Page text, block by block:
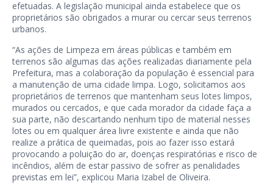
efetuadas. A legislação municipal ainda estabelece que os
proprietários são obrigados a murar ou cercar seus terrenos
urbanos.
“As ações de Limpeza em áreas públicas e também em
terrenos são algumas das ações realizadas diariamente pela
Prefeitura, mas a colaboração da população é essencial para
a manutenção de uma cidade limpa. Logo, solicitamos aos
proprietários de terrenos que mantenham seus lotes limpos,
murados ou cercados, e que cada morador da cidade faça a
sua parte, não descartando nenhum tipo de material nesses
lotes ou em qualquer área livre existente e ainda que não
realize a prática de queimadas, pois ao fazer isso estará
provocando a poluição do ar, doenças respiratórias e risco de
incêndios, além de estar passivo de sofrer as penalidades
previstas em lei”, explicou Maria Izabel de Oliveira.